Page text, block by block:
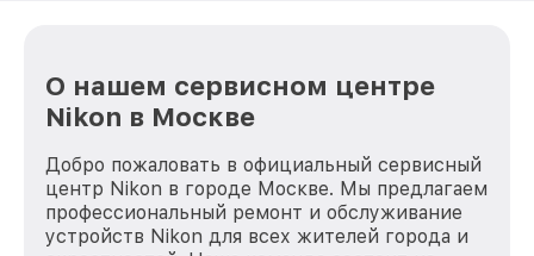
О нашем сервисном центре
Nikon в Москве
Добро пожаловать в официальный сервисный
центр Nikon в городе Москве. Мы предлагаем
профессиональный ремонт и обслуживание
устройств Nikon для всех жителей города и